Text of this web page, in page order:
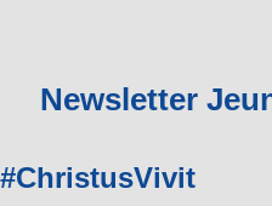
Newsletter
#ChristusVivit